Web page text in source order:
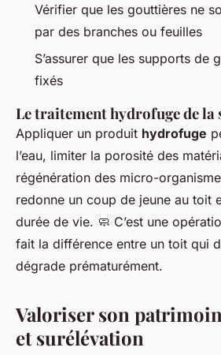
Vérifier que les gouttières ne
par des branches ou feuilles
S’assurer que les supports de
fixés
Le traitement hydrofuge de la
Appliquer un produit hydrofuge
l’eau, limiter la porosité des
régénération des micro-
redonne un coup de jeune au toit
durée de vie. 🧼 C’est une
fait la différence entre un toit qui
dégrade prématurément.
Valoriser son
et surélévation